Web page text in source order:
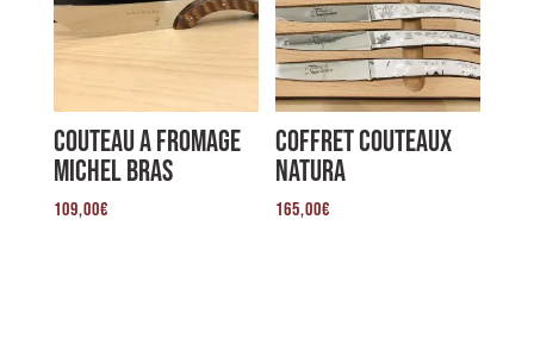
Couteau a Fromage
Michel Bras
109,00€
Coffret Couteaux
Natura
165,00€